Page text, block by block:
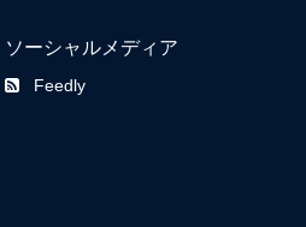
ソーシャルメディア
Feedly